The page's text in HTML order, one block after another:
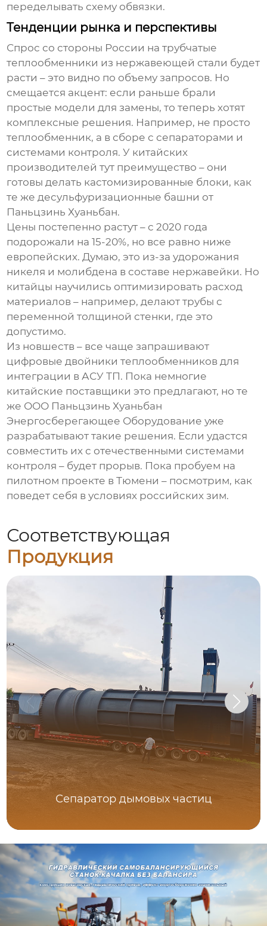
переделывать схему обвязки.
Тенденции рынка и перспективы
Спрос со стороны России натрубчатые
теплообменники из нержавеющей стали будет
расти – это видно по объему запросов. Но
смещается акцент: если раньше брали
простые модели для замены, то теперь хотят
комплексные решения. Например, не просто
теплообменник, а в сборе с сепараторами и
системами контроля. У китайских
производителей тут преимущество – они
готовы делать кастомизированные блоки, как
те же десульфуризационные башни от
Паньцзинь Хуаньбан.
Цены постепенно растут – с 2020 года
подорожали на 15-20%, но все равно ниже
европейских. Думаю, это из-за удорожания
никеля и молибдена в составе нержавейки. Но
китайцы научились оптимизировать расход
материалов – например, делают трубы с
переменной толщиной стенки, где это
допустимо.
Из новшеств – все чаще запрашивают
цифровые двойники теплообменников для
интеграции в АСУ ТП. Пока немногие
китайские поставщики это предлагают, но те
же ООО Паньцзинь Хуаньбан
Энергосберегающее Оборудование уже
разрабатывают такие решения. Если удастся
совместить их с отечественными системами
контроля – будет прорыв. Пока пробуем на
пилотном проекте в Тюмени – посмотрим, как
поведет себя в условиях российских зим.
Соответствующая
Продукция
Сепаратор дымовых частиц